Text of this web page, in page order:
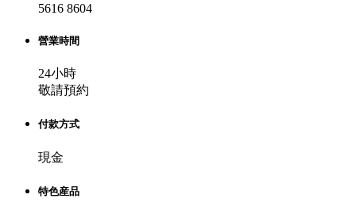
5616 8604
營業時間
24小時
敬請預約
付款方式
現金
特色産品